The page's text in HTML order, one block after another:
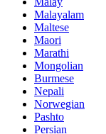
Malayalam
Maltese
Maori
Marathi
Mongolian
Burmese
Nepali
Norwegian
Pashto
Persian